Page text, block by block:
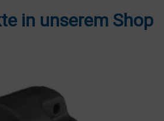
in unserem Shop